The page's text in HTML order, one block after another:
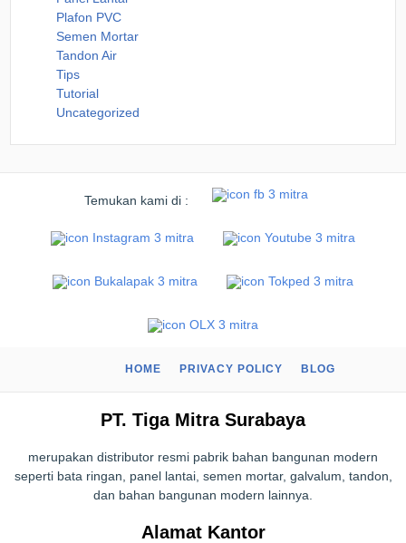
Plafon PVC
Semen Mortar
Tandon Air
Tips
Tutorial
Uncategorized
Temukan kami di :
HOME PRIVACY POLICY BLOG
PT. Tiga Mitra Surabaya
merupakan distributor resmi pabrik bahan bangunan modern
seperti bata ringan, panel lantai, semen mortar, galvalum, tandon,
dan bahan bangunan modern lainnya.
Alamat Kantor